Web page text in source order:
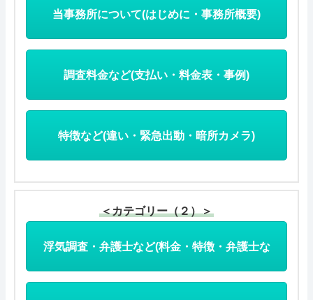
当事務所について(はじめに・事務所概要)
調査料金など(支払い・料金表・事例)
特徴など(違い・緊急出動・暗所カメラ)
＜カテゴリー（２）＞
浮気調査・弁護士など(料金・特徴・弁護士な